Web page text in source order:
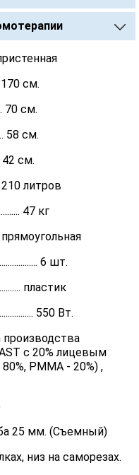
пристенная
170 см.
70 см.
58 см.
42 см.
210 литров
47 кг
прямоугольная
6 шт.
пластик
550 Вт.
производства
c 20% лицевым
PMMA - 20%) ,
25 мм. (Съемный)
низ на саморезах.